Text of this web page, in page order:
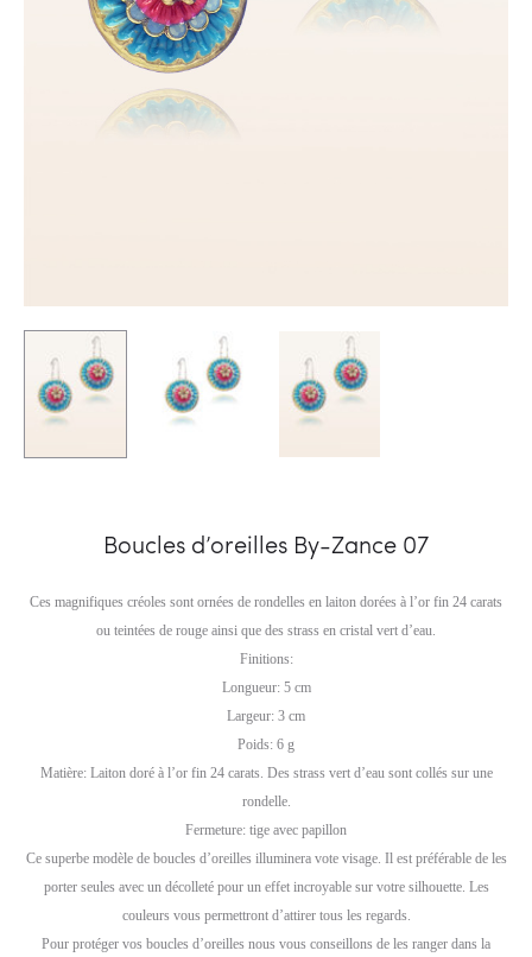
Boucles d’oreilles By-Zance 07
Ces magnifiques créoles sont ornées de rondelles en laiton dorées à l’or fin 24 carats
ou teintées de rouge ainsi que des strass en cristal vert d’eau.
Finitions:
Longueur: 5 cm
Largeur: 3 cm
Poids: 6 g
Matière: Laiton doré à l’or fin 24 carats. Des strass vert d’eau sont collés sur une
rondelle.
Fermeture: tige avec papillon
Ce superbe modèle de boucles d’oreilles illuminera vote visage. Il est préférable de les
porter seules avec un décolleté pour un effet incroyable sur votre silhouette. Les
couleurs vous permettront d’attirer tous les regards.
Pour protéger vos boucles d’oreilles nous vous conseillons de les ranger dans la